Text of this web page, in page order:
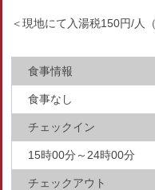
＜現地にて入湯税150円/人
食事情報
食事なし
チェックイン
15時00分～24時00分
チェックアウト